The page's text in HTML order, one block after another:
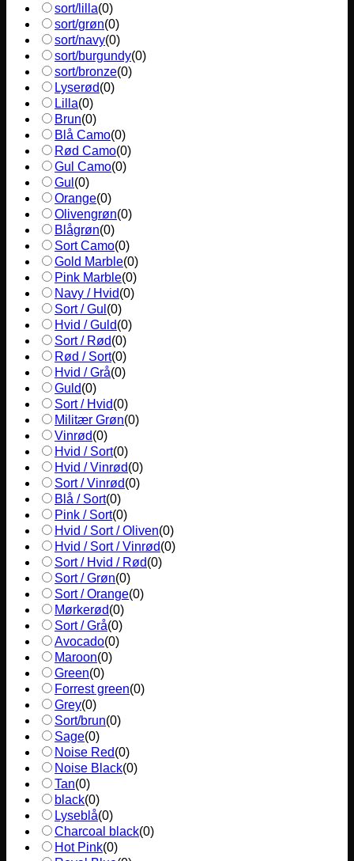
sort/lilla(0)
sort/grøn(0)
sort/navy(0)
sort/burgundy(0)
sort/bronze(0)
Lyserød(0)
Lilla(0)
Brun(0)
Blå Camo(0)
Rød Camo(0)
Gul Camo(0)
Gul (0)
Orange(0)
Olivengrøn(0)
Blågrøn(0)
Sort Camo(0)
Gold Marble(0)
Pink Marble(0)
Navy / Hvid(0)
Sort / Gul (0)
Hvid / Guld(0)
Sort / Rød(0)
Rød / Sort(0)
Hvid / Grå(0)
Guld(0)
Sort / Hvid(0)
Militær Grøn(0)
Vinrød(0)
Hvid / Sort(0)
Hvid / Vinrød(0)
Sort / Vinrød(0)
Blå / Sort(0)
Pink / Sort(0)
Hvid / Sort / Oliven(0)
Hvid / Sort / Vinrød(0)
Sort / Hvid / Rød(0)
Sort / Grøn(0)
Sort / Orange(0)
Mørkerød(0)
Sort / Grå(0)
Avocado(0)
Maroon(0)
Green(0)
Forrest green(0)
Grey(0)
Sort/brun(0)
Sage(0)
Noise Red(0)
Noise Black(0)
Tan(0)
black(0)
Lyseblå(0)
Charcoal black(0)
Hot Pink(0)